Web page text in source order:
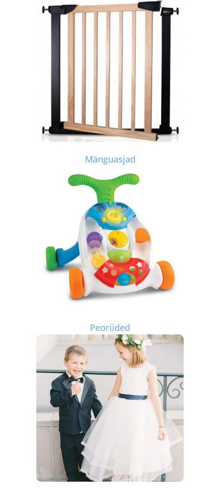
Mänguasjad
Peoriided